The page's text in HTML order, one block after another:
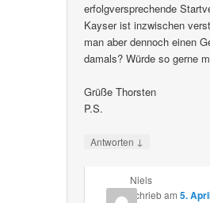
erfolgversprechende
Kayser ist inzwischen
man aber dennoch einen
damals? Würde so gerne
Grüße Thorsten
P.S.
Antworten ↓
Niels
schriebam 5.